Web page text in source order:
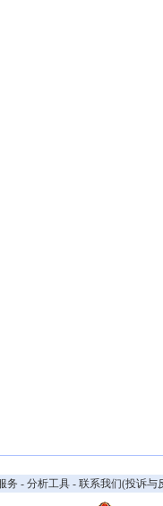
务 - 分析工具 - 联系我们(投诉与